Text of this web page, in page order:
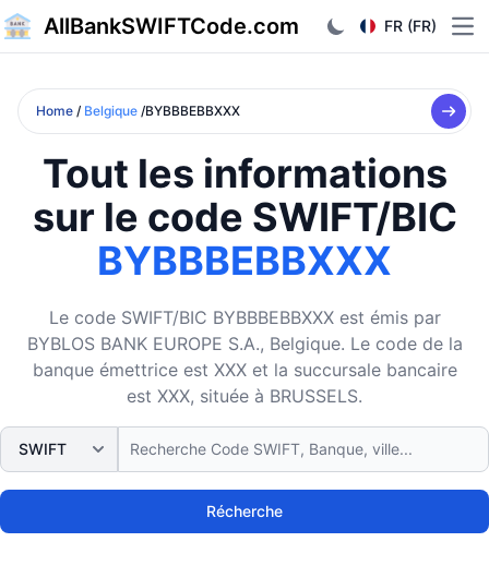
AllBankSWIFTCode.com FR (FR)
Home / Belgique /BYBBBEBBXXX
Tout les informations
sur le code SWIFT/BIC
BYBBBEBBXXX
Le code SWIFT/BIC BYBBBEBBXXX est émis par
BYBLOS BANK EUROPE S.A., Belgique. Le code de la
banque émettrice est XXX et la succursale bancaire
est XXX, située à BRUSSELS.
Récherche